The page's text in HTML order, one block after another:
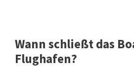
Wann schließt das
Flughafen?